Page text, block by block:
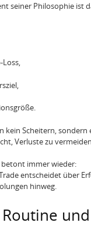
seiner Philosophie ist
kein Scheitern,
Verluste zu
immer wieder:
entscheidet über
hinweg.